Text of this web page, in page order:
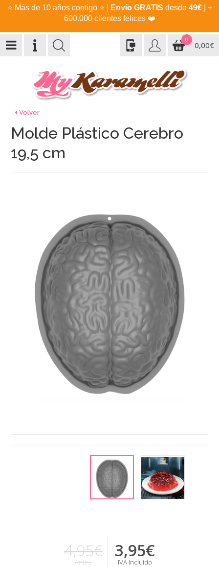
⭐ Más de 10 años contigo ⭐ Envío GRATIS desde 49€| +
600.000 clientes felices ❤️
0
0,00€
Volver
Molde Plástico Cerebro
19,5 cm
4,95€
Antes
3,95€
IVA incluido